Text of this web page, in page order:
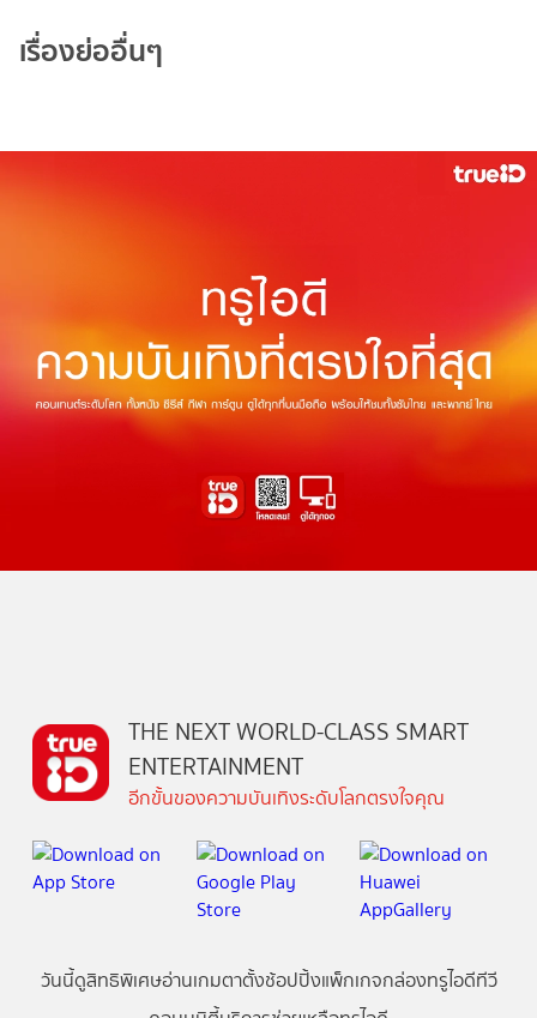
เรื่องย่ออื่นๆ
THE NEXT WORLD-CLASS SMART
ENTERTAINMENT
อีกขั้นของความบันเทิงระดับโลกตรงใจคุณ
วันนี้ดูสิทธิพิเศษอ่านเกมตาตั้งช้อปปิ้งแพ็กเกจกล่องทรูไอดีทีวี